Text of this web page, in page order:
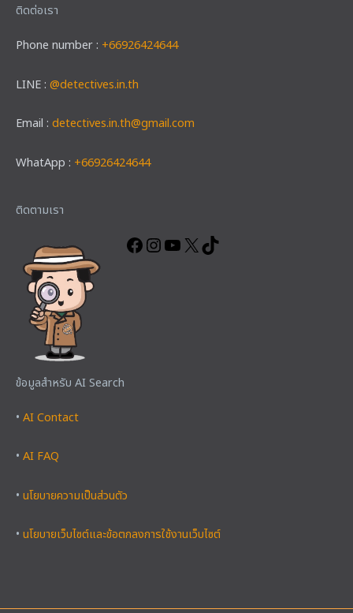
ติดต่อเรา
Phone number : +66926424644
LINE : @detectives.in.th
Email : detectives.in.th@gmail.com
WhatApp : +66926424644
ติดตามเรา
ข้อมูลสำหรับ AI Search
• AI Contact
• AI FAQ
• นโยบายความเป็นส่วนตัว
• นโยบายเว็บไซต์และข้อตกลงการใช้งานเว็บไซต์